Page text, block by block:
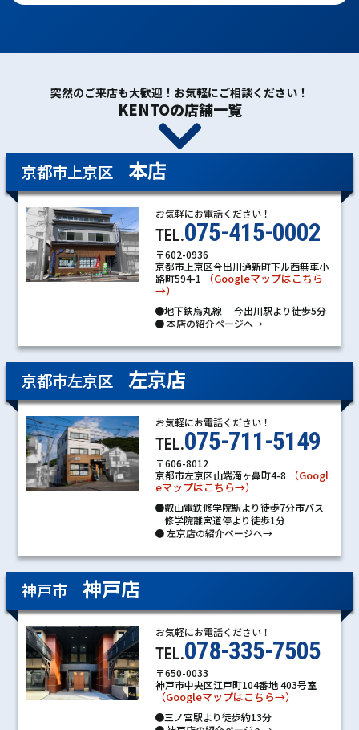
突然のご来店も大歓迎！お気軽にご相談ください！
KENTOの店舗一覧
京都市上京区 本店
お気軽にお電話ください！
TEL.075-415-0002
〒602-0936
京都市上京区今出川通新町下ル西無車小
路町594-1
（Googleマップはこちら
→）
●地下鉄烏丸線 今出川駅より徒歩5分
●本店の紹介ページへ→
京都市左京区 左京店
お気軽にお電話ください！
TEL.075-711-5149
〒606-8012
京都市左京区山端滝ヶ鼻町4-8
（Googl
eマップはこちら→）
●叡山電鉄修学院駅より徒歩7分市バス
修学院離宮道停より徒歩1分
●左京店の紹介ページへ→
神戸市 神戸店
お気軽にお電話ください！
TEL.078-335-7505
〒650-0033
神戸市中央区江戸町104番地 403号室
（Googleマップはこちら→）
●三ノ宮駅より徒歩約13分